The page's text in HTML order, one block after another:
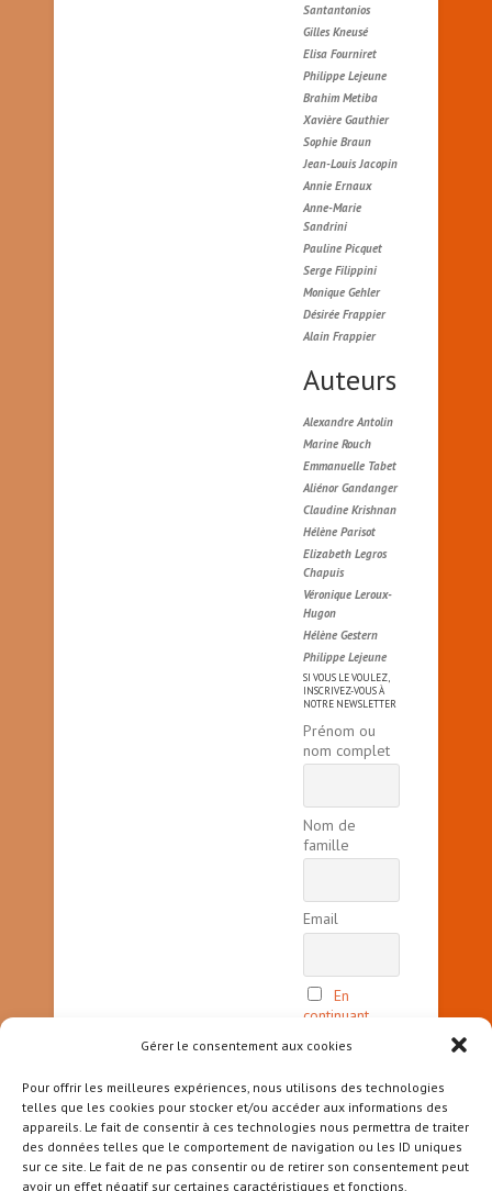
Gérer le consentement aux cookies
Pour offrir les meilleures expériences, nous utilisons des technologies
telles que les cookies pour stocker et/ou accéder aux informations des
appareils. Le fait de consentir à ces technologies nous permettra de traiter
des données telles que le comportement de navigation ou les ID uniques
sur ce site. Le fait de ne pas consentir ou de retirer son consentement peut
avoir un effet négatif sur certaines caractéristiques et fonctions.
Santantonios
Gilles Kneusé
Elisa Fourniret
Philippe Lejeune
Brahim Metiba
Xavière Gauthier
Sophie Braun
Jean-Louis Jacopin
Annie Ernaux
Anne-Marie
Sandrini
Pauline Picquet
Serge Filippini
Monique Gehler
Désirée Frappier
Alain Frappier
Auteurs
Alexandre Antolin
Marine Rouch
Emmanuelle Tabet
Aliénor Gandanger
Claudine Krishnan
Hélène Parisot
Elizabeth Legros
Chapuis
Véronique Leroux-
Hugon
Hélène Gestern
Philippe Lejeune
SI VOUS LE VOULEZ,
INSCRIVEZ-VOUS À
NOTRE NEWSLETTER
Prénom ou
nom complet
Nom de
famille
Email
En
continuant,
la politique
confidentialité